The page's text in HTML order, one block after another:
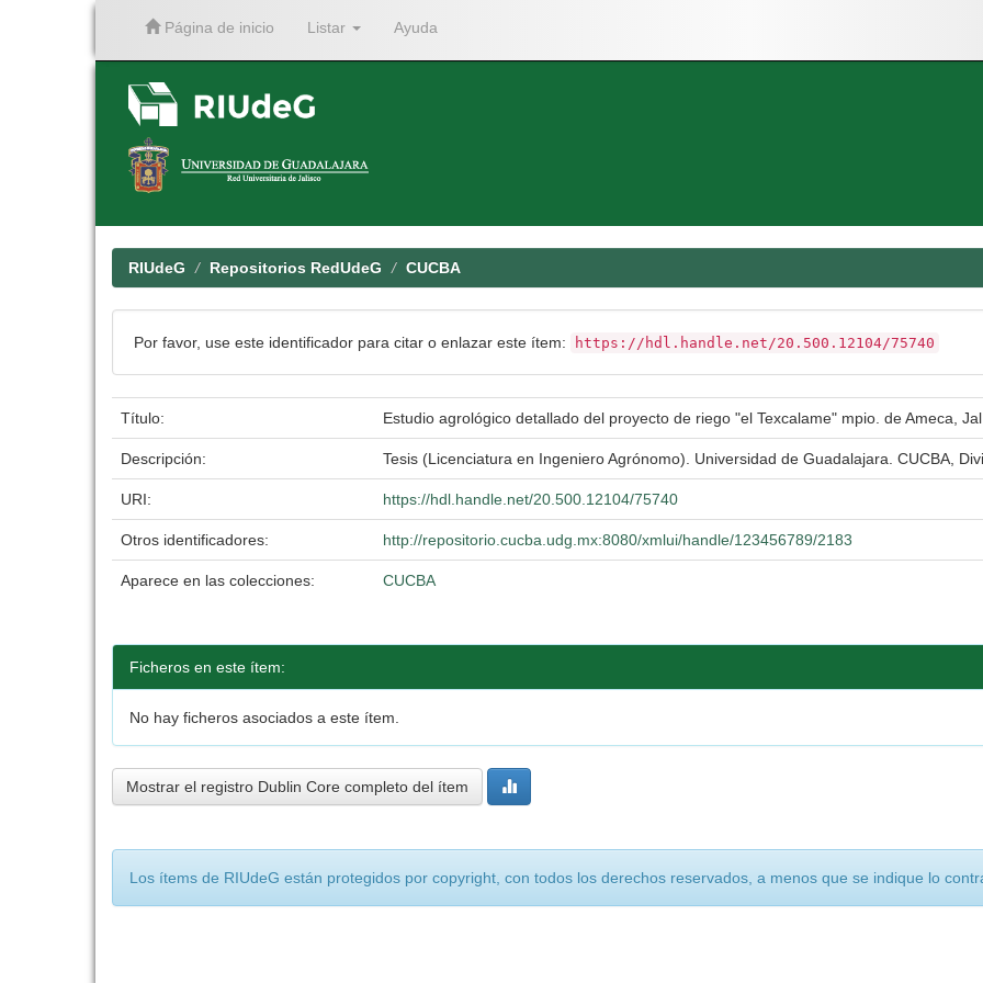
Página de inicio Listar Ayuda
RIUdeG Repositorios RedUdeG CUCBA
Por favor, use este identificador para citar o enlazar este ítem: https://hdl.handle.net/20.500.12104/75740
Título: Estudio agrológico detallado del proyecto de riego "el Texcalame" mpio. de Ameca, Jal
Descripción: Tesis (Licenciatura en Ingeniero Agrónomo). Universidad de Guadalajara. CUCBA,
URI: https://hdl.handle.net/20.500.12104/75740
Otros identificadores: http://repositorio.cucba.udg.mx:8080/xmlui/handle/123456789/2183
Aparece en las colecciones: CUCBA
Ficheros en este ítem:
No hay ficheros asociados a este ítem.
Mostrar el registro Dublin Core completo del ítem
Los ítems de RIUdeG están protegidos por copyright, con todos los derechos reservados, a menos que se indique lo